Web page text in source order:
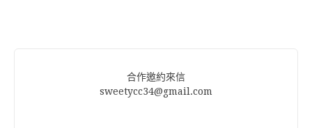
合作邀約來信
sweetycc34@gmail.com